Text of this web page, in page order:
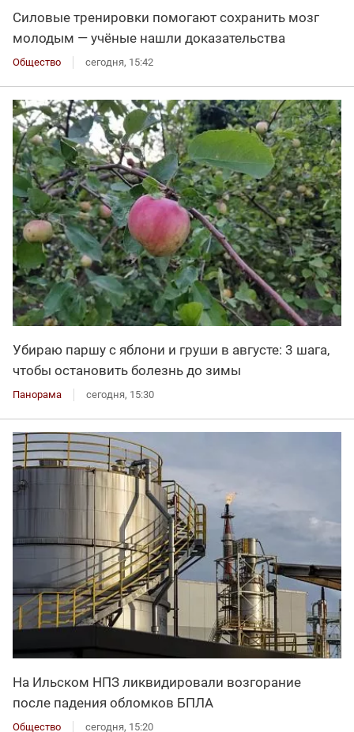
Силовые тренировки помогают сохранить мозг
молодым — учёные нашли доказательства
Общество сегодня, 15:42
Убираю паршу с яблони и груши в августе: 3 шага,
чтобы остановить болезнь до зимы
Панорама сегодня, 15:30
На Ильском НПЗ ликвидировали возгорание
после падения обломков БПЛА
Общество сегодня, 15:20